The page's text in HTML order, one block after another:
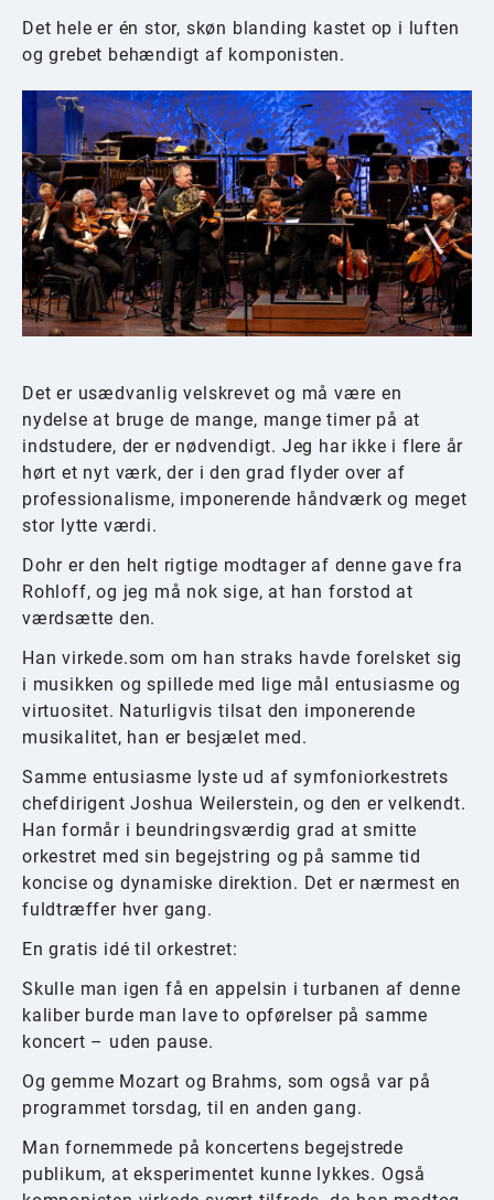
Det hele er én stor, skøn blanding kastet op i luften
og grebet behændigt af komponisten.
Det er usædvanlig velskrevet og må være en
nydelse at bruge de mange, mange timer på at
indstudere, der er nødvendigt. Jeg har ikke i flere år
hørt et nyt værk, der i den grad flyder over af
professionalisme, imponerende håndværk og meget
stor lytte værdi.
Dohr er den helt rigtige modtager af denne gave fra
Rohloff, og jeg må nok sige, at han forstod at
værdsætte den.
Han virkede.som om han straks havde forelsket sig
i musikken og spillede med lige mål entusiasme og
virtuositet. Naturligvis tilsat den imponerende
musikalitet, han er besjælet med.
Samme entusiasme lyste ud af symfoniorkestrets
chefdirigent Joshua Weilerstein, og den er velkendt.
Han formår i beundringsværdig grad at smitte
orkestret med sin begejstring og på samme tid
koncise og dynamiske direktion. Det er nærmest en
fuldtræffer hver gang.
En gratis idé til orkestret:
Skulle man igen få en appelsin i turbanen af denne
kaliber burde man lave to opførelser på samme
koncert – uden pause.
Og gemme Mozart og Brahms, som også var på
programmet torsdag, til en anden gang.
Man fornemmede på koncertens begejstrede
publikum, at eksperimentet kunne lykkes. Også